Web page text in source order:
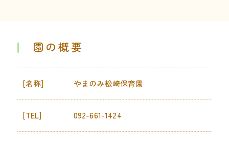
園の概要
[名称] やまのみ松崎保育園
[TEL] 092-661-1424